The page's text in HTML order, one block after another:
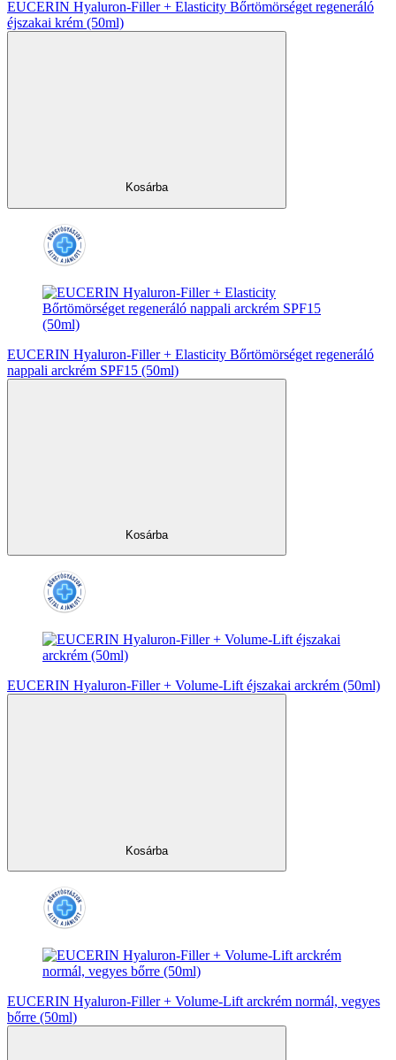
EUCERIN Hyaluron-Filler + Elasticity Bőrtömörséget regeneráló
éjszakai krém (50ml)
Kosárba
EUCERIN Hyaluron-Filler + Elasticity Bőrtömörséget regeneráló
nappali arckrém SPF15 (50ml)
Kosárba
EUCERIN Hyaluron-Filler + Volume-Lift éjszakai arckrém (50ml)
Kosárba
EUCERIN Hyaluron-Filler + Volume-Lift arckrém normál, vegyes
bőrre (50ml)